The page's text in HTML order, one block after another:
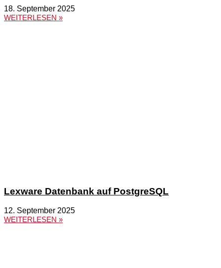
18. September 2025
WEITERLESEN »
Lexware Datenbank auf PostgreSQL
12. September 2025
WEITERLESEN »